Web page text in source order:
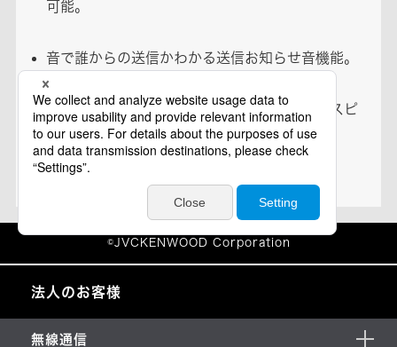
法人のお客様
無線通信